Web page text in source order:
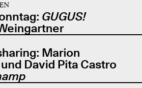
GUGUS!
Marion
David Pita Castro